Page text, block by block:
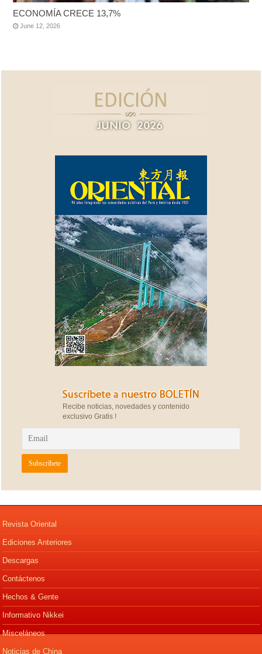
ECONOMÍA CRECE 13,7%
June 12, 2026
Recibe noticias, novedades y contenido
exclusivo Gratis !
Revista Oriental
Ediciones Anteriores
Descargas
Contáctenos
Hechos & Gente
Informativo Nikkei
Misceláneos
Noticias de China